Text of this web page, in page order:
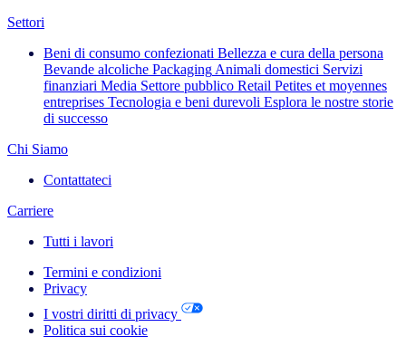
Settori
Beni di consumo confezionati Bellezza e cura della persona
Bevande alcoliche Packaging Animali domestici Servizi
finanziari Media Settore pubblico Retail Petites et moyennes
entreprises Tecnologia e beni durevoli Esplora le nostre storie
di successo
Chi Siamo
Contattateci
Carriere
Tutti i lavori
Termini e condizioni
Privacy
I vostri diritti di privacy
Politica sui cookie